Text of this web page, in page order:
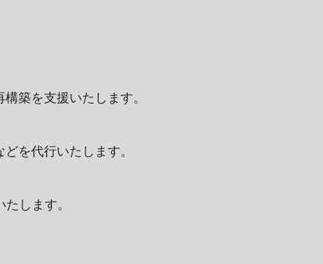
築を支援いたします。
を代行いたします。
します。